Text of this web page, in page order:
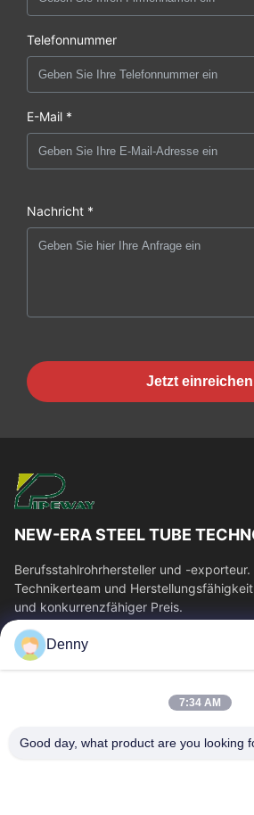
Telefonnummer
E-Mail *
Nachricht *
Jetzt einreichen
NEW-ERA STEEL TUBE
Berufsstahlrohrhersteller und -exporteur.
Technikerteam und
und konkurrenzfähiger Preis.
Schnelllinks
Haus
Treten Sie Mit Uns In
Fordern
Denny
7:34 AM
Good day, what product are you looking